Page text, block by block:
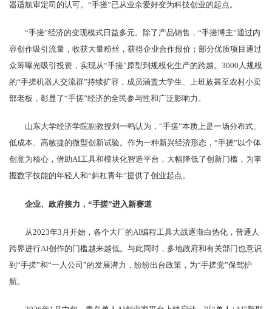
器适航审定司的认可。“手搓”已从业余爱好变为科技创业的起点。
“手搓”经济的变现模式日益多元。除了产品销售，“手搓博主”通过内
容创作吸引流量，收获大量粉丝，获得企业合作报价；部分优质项目通过
众筹曝光吸引投资，实现从“手搓”原型到规模化生产的跨越。3000人规模
的“手搓机器人交流群”持续扩容，成员涵盖大学生、上班族甚至农村小卖
部老板，彰显了“手搓”经济的全民参与性和广泛影响力。
山东大学经济学院副教授刘一鸣认为，“手搓”本质上是一场分布式、
低成本、高敏捷的微型创新试验。作为一种新兴经济形态，“手搓”以个体
创意为核心，借助AI工具和模块化智造平台，大幅降低了创新门槛，为掌
握数字技能的年轻人和“斜杠青年”提供了创业起点。
企业、政府接力，“手搓”进入新赛道
从2023年3月开始，各个大厂的AI编程工具大战逐渐白热化，普通人
跨界进行AI创作的门槛越来越低。与此同时，多地政府和有关部门也意识
到“手搓”和“一人公司”的发展潜力，纷纷出台政策，为“手搓党”保驾护
航。